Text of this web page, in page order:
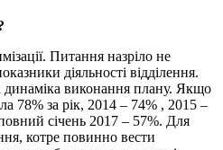
Питання назріло не
діяльності відділення.
динаміка виконання плану. Якщо
78% за рік, 2014 – 74% , 2015 –
січень 2017 – 57%. Для
котре повинно вести